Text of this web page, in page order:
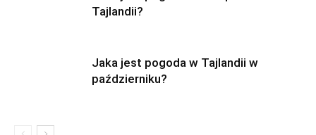
Tajlandii?
Jaka jest pogoda w Tajlandii w
październiku?